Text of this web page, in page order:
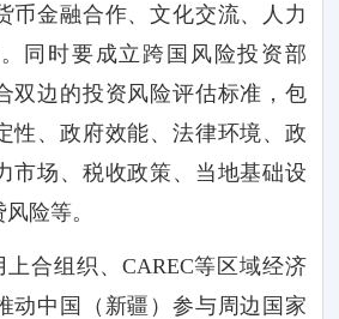
币金融合作、文化交流、人力
同时要成立跨国风险投资部
双边的投资风险评估标准，包
性、政府效能、法律环境、政
市场、税收政策、当地基础设
险等。
合组织、 CAREC等区域经济
动中国（新疆）参与周边国家